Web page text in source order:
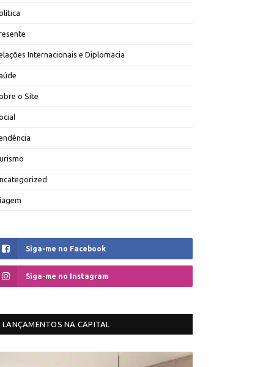
Internacionais e Diplomacia
o Site
Siga-me no Facebook
Siga-me no Instagram
LANÇAMENTOS NA CAPITAL